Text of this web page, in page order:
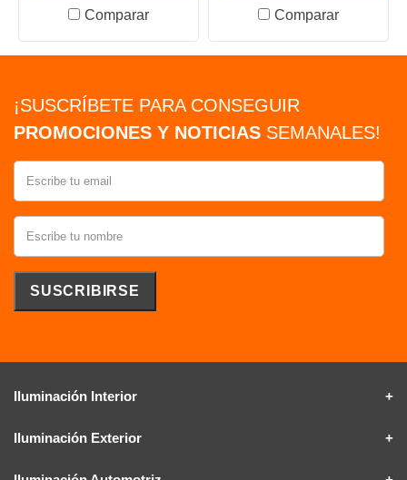
Comparar Comparar
¡SUSCRÍBETE PARA CONSEGUIR
PROMOCIONES Y NOTICIAS SEMANALES!
Iluminación Interior
Iluminación Exterior